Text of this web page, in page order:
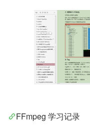
FFmpeg 学习记录